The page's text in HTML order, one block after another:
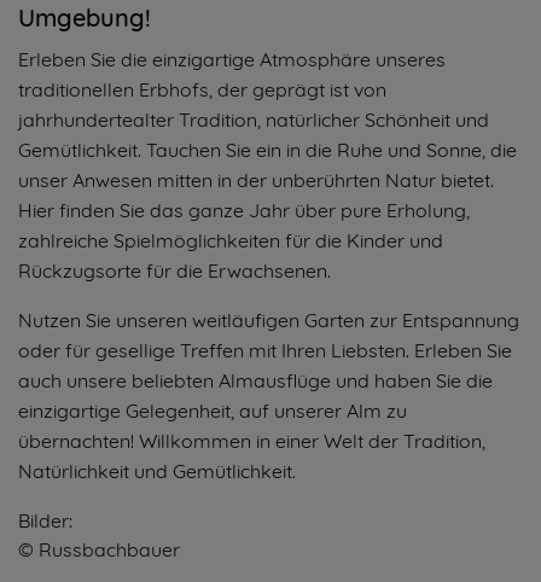
Umgebung!
Erleben Sie die einzigartige Atmosphäre unseres
traditionellen Erbhofs, der geprägt ist von
jahrhundertealter Tradition, natürlicher Schönheit und
Gemütlichkeit. Tauchen Sie ein in die Ruhe und Sonne, die
unser Anwesen mitten in der unberührten Natur bietet.
Hier finden Sie das ganze Jahr über pure Erholung,
zahlreiche Spielmöglichkeiten für die Kinder und
Rückzugsorte für die Erwachsenen.
Nutzen Sie unseren weitläufigen Garten zur Entspannung
oder für gesellige Treffen mit Ihren Liebsten. Erleben Sie
auch unsere beliebten Almausflüge und haben Sie die
einzigartige Gelegenheit, auf unserer Alm zu
übernachten! Willkommen in einer Welt der Tradition,
Natürlichkeit und Gemütlichkeit.
Bilder:
© Russbachbauer